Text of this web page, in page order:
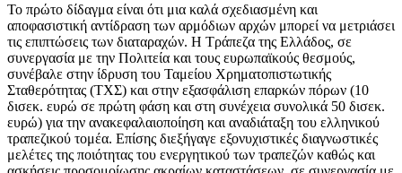
Το πρώτο δίδαγμα είναι ότι μια καλά σχεδιασμένη και
αποφασιστική αντίδραση των αρμόδιων αρχών μπορεί να μετριάσει
τις επιπτώσεις των διαταραχών. Η Τράπεζα της Ελλάδος, σε
συνεργασία με την Πολιτεία και τους ευρωπαϊκούς θεσμούς,
συνέβαλε στην ίδρυση του Ταμείου Χρηματοπιστωτικής
Σταθερότητας (ΤΧΣ) και στην εξασφάλιση επαρκών πόρων (10
δισεκ. ευρώ σε πρώτη φάση και στη συνέχεια συνολικά 50 δισεκ.
ευρώ) για την ανακεφαλαιοποίηση και αναδιάταξη του ελληνικού
τραπεζικού τομέα. Επίσης διεξήγαγε εξονυχιστικές διαγνωστικές
μελέτες της ποιότητας του ενεργητικού των τραπεζών καθώς και